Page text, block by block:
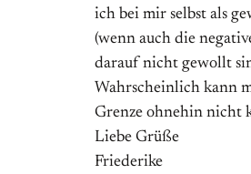
ich bei mir selbst als
(wenn auch die
darauf nicht gewollt
Wahrscheinlich kann
Grenze ohnehin nicht
Liebe Grüße
Friederike